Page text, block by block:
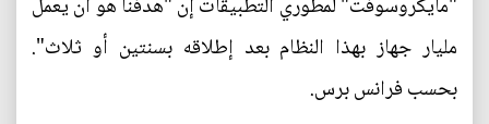
مليار جهاز بهذا النظام بعد إطلاقه بسنتين أو ثلاث".
بحسب فرانس برس.